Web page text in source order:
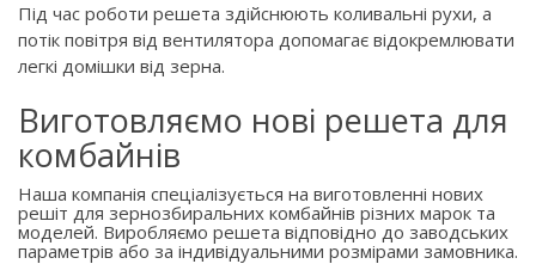
Під час роботи решета здійснюють коливальні рухи, а
потік повітря від вентилятора допомагає відокремлювати
легкі домішки від зерна.
Виготовляємо нові решета для
комбайнів
Наша компанія спеціалізується на виготовленні нових
решіт для зернозбиральних комбайнів різних марок та
моделей. Виробляємо решета відповідно до заводських
параметрів або за індивідуальними розмірами замовника.